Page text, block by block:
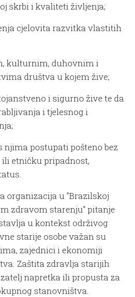
skrbi i kvaliteti življenja;
cjelovita razvitka vlastitih
kulturnim, duhovnim i
društva u kojem žive;
i sigurno žive te da
i tjelesnog i
njima postupati pošteno bez
ili etničku pripadnost,
organizacija u "Brazilskoj
zdravom starenju" pitanje
u kontekst održivog
starije osobe važan su
zajednici i ekonomiji
Zaštita zdravlja starijih
napretka ili propusta za
stanovništva.